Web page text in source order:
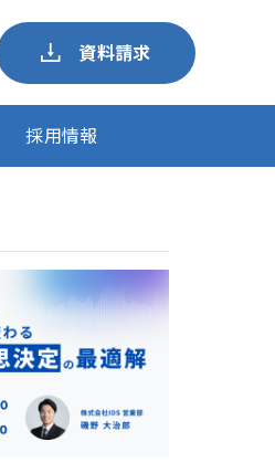
資料請求
採用情報